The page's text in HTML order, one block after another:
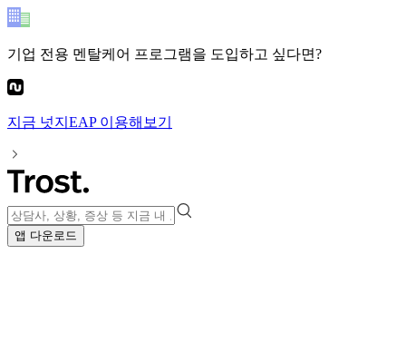
기업 전용 멘탈케어 프로그램을 도입하고 싶다면?
지금 넛지EAP이용해보기
앱 다운로드